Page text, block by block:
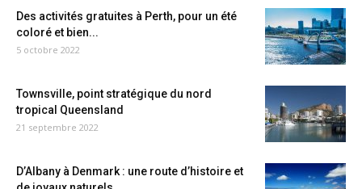
Des activités gratuites à Perth, pour un été
coloré et bien...
5 octobre 2022
Townsville, point stratégique du nord
tropical Queensland
21 septembre 2022
D’Albany à Denmark : une route d’histoire et